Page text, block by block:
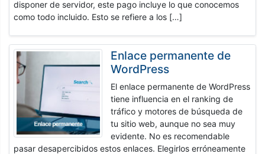
disponer de servidor, este pago incluye lo que conocemos
como todo incluido. Esto se refiere a los […]
Enlace permanente de
WordPress
El enlace permanente de WordPress
tiene influencia en el ranking de
tráfico y motores de búsqueda de
tu sitio web, aunque no sea muy
evidente. No es recomendable
pasar desapercibidos estos enlaces. Elegirlos erróneamente